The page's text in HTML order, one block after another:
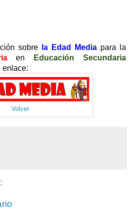
sobre la Edad Media para la
en
Educación Secundaria
enlace:
Volver